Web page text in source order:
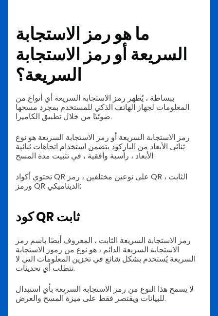
ما هو رمز الاستجابة
السريعة أو رمز الاستجابة
السريعة؟
ببساطة ، يُظهر رمز الاستجابة السريعة أي أنواع من
المعلومات لجهاز الهاتف الذكي للمستخدم بمجرد مسحها
ضوئيًا من خلال تطبيق الكاميرا.
رمز الاستجابة السريعة أو رمز الاستجابة السريعة هو نوع
ثنائي الأبعاد من الباركود يتضمن استخدام اتجاهات ثنائية
الأبعاد ، رأسية وأفقية ، في تثبيت مدة المسح.
تحتوي أكواد QR على نوعين مختلفين ، رمز QR الثابت ،
ورمز QR الديناميكي:
كود QR ثابت
رمز الاستجابة السريعة الثابت ، المعروف أيضًا باسم رمز
الاستجابة السريعة الدائم ، هو نوع من رموز الاستجابة
السريعة يُستخدم بشكل شائع في تخزين المعلومات التي لا
تتطلب أي تحديثات.
لا يسمح هذا النوع من رمز الاستجابة السريعة بأي استبدال
للبيانات ويقتصر فقط على ميزة المسح والعرض.